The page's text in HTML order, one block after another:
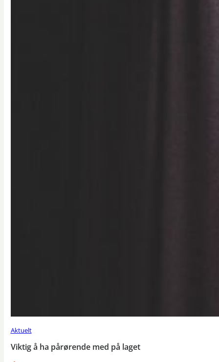
Aktuelt
Viktig å ha pårørende med på laget